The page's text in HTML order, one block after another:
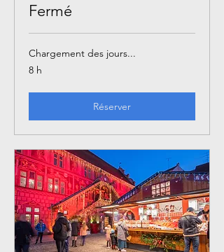
Fermé
Chargement des jours...
8 h
Réserver